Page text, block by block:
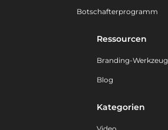
Botschafterprogramm
Ressourcen
Branding-Werkzeug
Blog
Kategorien